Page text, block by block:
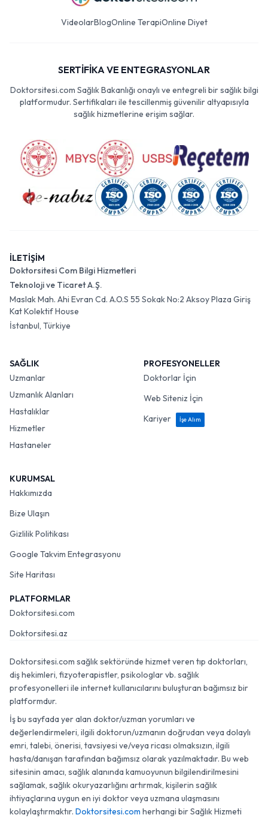
VideolarBlogOnline TerapiOnline Diyet
SERTİFİKA VE ENTEGRASYONLAR
Doktorsitesi.com Sağlık Bakanlığı onaylı ve entegreli bir sağlık bilgi
platformudur. Sertifikaları ile tescillenmiş güvenilir altyapısıyla
sağlık hizmetlerine erişim sağlar.
İLETİŞİM
Doktorsitesi Com Bilgi Hizmetleri
Teknoloji ve Ticaret A.Ş.
Maslak Mah. Ahi Evran Cd. A.O.S 55 Sokak No:2 Aksoy Plaza Giriş
Kat Kolektif House
İstanbul, Türkiye
SAĞLIK
Uzmanlar
Uzmanlık Alanları
Hastalıklar
Hizmetler
Hastaneler
PROFESYONELLER
Doktorlar İçin
Web Siteniz İçin
Kariyer
İşe Alım
KURUMSAL
Hakkımızda
Bize Ulaşın
Gizlilik Politikası
Google Takvim Entegrasyonu
Site Haritası
PLATFORMLAR
Doktorsitesi.com
Doktorsitesi.az
Doktorsitesi.com sağlık sektöründe hizmet veren tıp doktorları,
diş hekimleri, fizyoterapistler, psikologlar vb. sağlık
profesyonelleri ile internet kullanıcılarını buluşturan bağımsız bir
platformdur.
İş bu sayfada yer alan doktor/uzman yorumları ve
değerlendirmeleri, ilgili doktorun/uzmanın doğrudan veya dolaylı
emri, talebi, önerisi, tavsiyesi ve/veya ricası olmaksızın, ilgili
hasta/danışan tarafından bağımsız olarak yazılmaktadır. Bu web
sitesinin amacı, sağlık alanında kamuoyunun bilgilendirilmesini
sağlamak, sağlık okuryazarlığını artırmak, kişilerin sağlık
ihtiyaçlarına uygun en iyi doktor veya uzmana ulaşmasını
kolaylaştırmaktır. Doktorsitesi.com herhangi bir Sağlık Hizmeti